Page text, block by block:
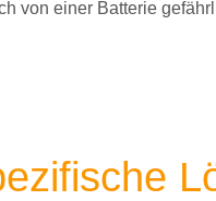
von einer Batterie